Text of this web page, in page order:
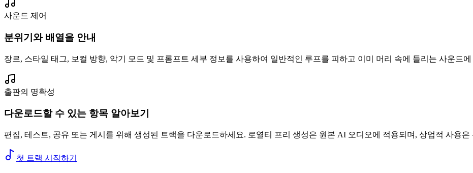
사운드 제어
분위기와 배열을 안내
장르, 스타일 태그, 보컬 방향, 악기 모드 및 프롬프트 세부 정보를 사용하여 일반적인 루프를 피하고 이미 머리 속에 들리는 사운드
출판의 명확성
다운로드할 수 있는 항목 알아보기
편집, 테스트, 공유 또는 게시를 위해 생성된 트랙을 다운로드하세요. 로열티 프리 생성은 원본 AI 오디오에 적용되며, 상업적 사용
첫 트랙 시작하기